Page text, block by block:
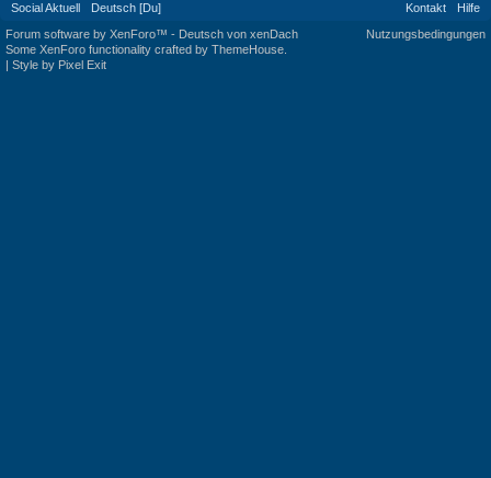
Social Aktuell Deutsch [Du] Kontakt
Hilfe
Nutzungsbedingungen
Forum software by XenForo™ - Deutsch von xenDach
Some XenForo functionality crafted by ThemeHouse
| Style by Pixel Exit